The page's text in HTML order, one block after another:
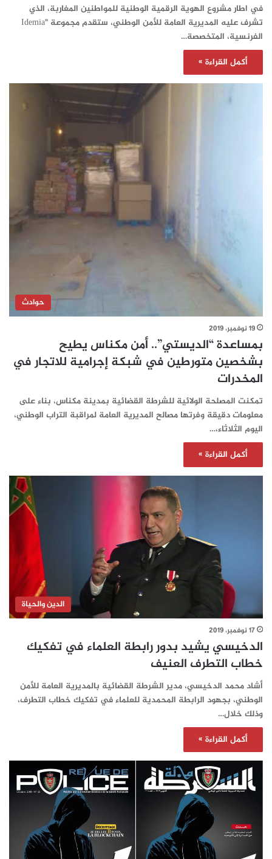
في اطار مشروع الهوية الرقمية الوطنية للمواطنين المغاربة، الذي
تشرف عليه المديرية العامة للأمن الوطني، ستقدم مجموعة "Idemia
الفرنسية، المتخصصة…
أكمل القراءة »
حوادث
19 نوفمبر، 2019
بمساعدة “الديستي”.. أمن مكناس يطيح
بشخصين متورطين في شبكة إجرامية للاتجار في
المخدرات
تمكنت المصلحة الولائية للشرطة القضائية بمدينة مكناس، بناء على
معلومات دقيقة وفرتها مصالح المديرية العامة لمراقبة التراب الوطني،
اليوم الثلاثاء،…
أكمل القراءة »
الدين والحياة
17 نوفمبر، 2019
الدخيسي يشيد بدور رابطة العلماء في تفكيك
خطاب التطرف العنيف
أشاد محمد الدخيسي، مدير الشرطة القضائية بالمديرية العامة للأمن
الوطني، بجهود الرابطة المحمدية للعلماء في تفكيك خطاب التطرف،
وذلك خلال…
أكمل القراءة »